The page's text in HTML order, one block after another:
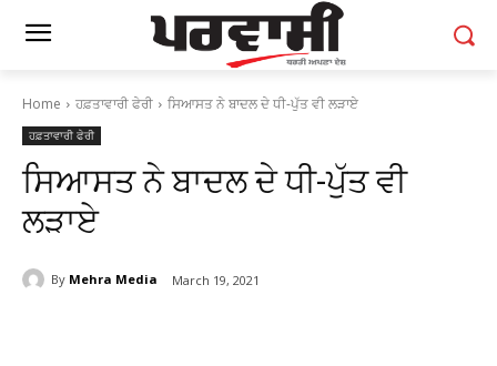
Home ਹਫ਼ਤਾਵਾਰੀ ਫੇਰੀ ਸਿਆਸਤ ਨੇ ਬਾਦਲ ਦੇ ਧੀ-ਪੁੱਤ ਵੀ ਲੜਾਏ
ਹਫ਼ਤਾਵਾਰੀ ਫੇਰੀ
ਸਿਆਸਤ ਨੇ ਬਾਦਲ ਦੇ ਧੀ-ਪੁੱਤ ਵੀ
ਲੜਾਏ
By Mehra Media March 19, 2021